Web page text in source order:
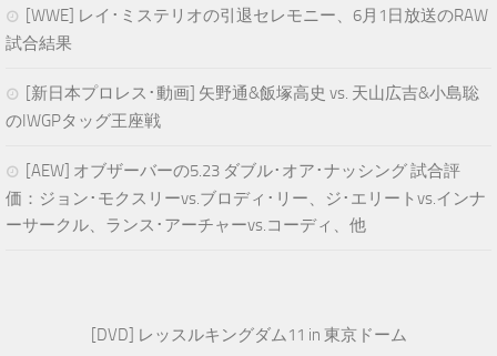
[WWE] レイ･ミステリオの引退セレモニー、6月1日放送のRAW
試合結果
[新日本プロレス･動画] 矢野通&飯塚高史 vs. 天山広吉&小島聡
のIWGPタッグ王座戦
[AEW] オブザーバーの5.23 ダブル･オア･ナッシング 試合評
価：ジョン･モクスリーvs.ブロディ･リー、ジ･エリートvs.インナ
ーサークル、ランス･アーチャーvs.コーディ、他
[DVD] レッスルキングダム11 in 東京ドーム